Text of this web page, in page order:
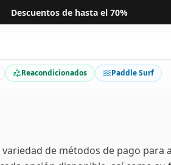
Descuentos de hasta el 70%
Reacondicionados Paddle Surf
de métodos de pago para